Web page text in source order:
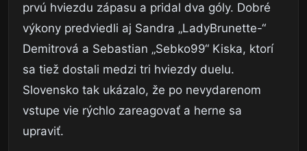
prvú hviezdu zápasu a pridal dva góly. Dobré
výkony predviedli aj Sandra „LadyBrunette-“
Demitrová a Sebastian „Sebko99“ Kiska, ktorí
sa tiež dostali medzi tri hviezdy duelu.
Slovensko tak ukázalo, že po nevydarenom
vstupe vie rýchlo zareagovať a herne sa
upraviť.